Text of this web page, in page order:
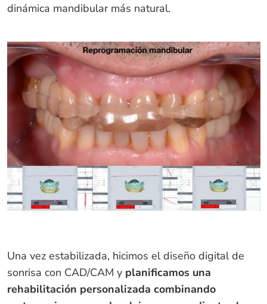
dinámica mandibular más natural.
Una vez estabilizada, hicimos el diseño digital de
sonrisa con CAD/CAM y planificamos una
rehabilitación personalizada combinando